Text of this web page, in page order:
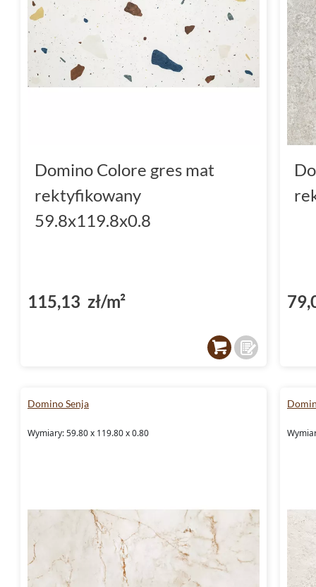
Domino Colore gres mat
rektyfikowany
59.8x119.8x0.8
115,13 zł/m²
Domino Senja
Wymiary: 59.80 x 119.80 x 0.80